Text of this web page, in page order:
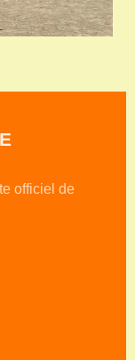
officiel de